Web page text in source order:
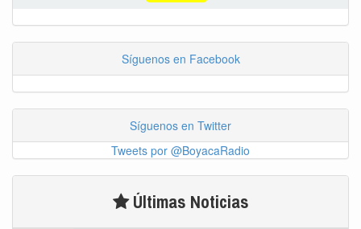
Síguenos en Facebook
Síguenos en Twitter
Tweets por @BoyacaRadio
Últimas Noticias